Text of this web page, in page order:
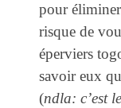
pour
risque de
éperviers
savoir eux
(ndla: c’est